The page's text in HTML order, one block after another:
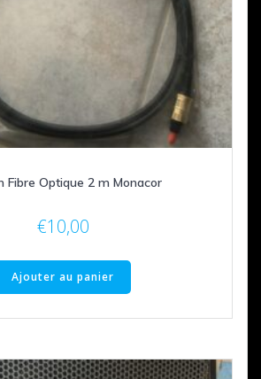
Fibre Optique 2 m Monacor
€10,00
Ajouter au panier